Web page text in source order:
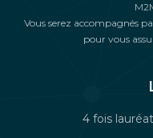
Vous serez accompagnés
pour vous
4 fois